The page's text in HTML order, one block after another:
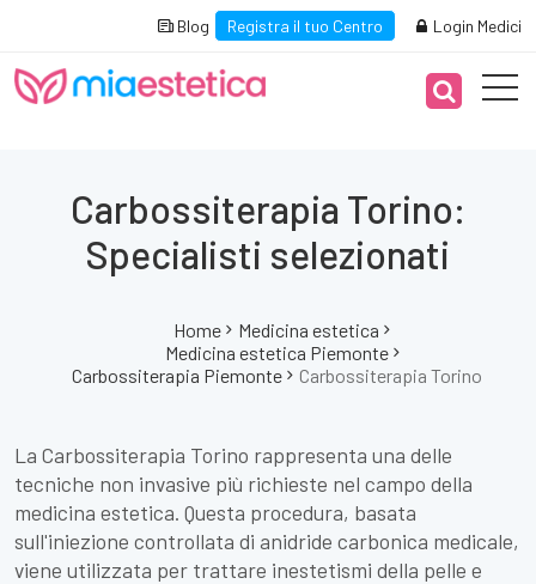
Blog Registra il tuo Centro Login Medici
Carbossiterapia Torino:
Specialisti selezionati
Home
Medicina estetica
Medicina estetica Piemonte
Carbossiterapia Piemonte
Carbossiterapia Torino
La Carbossiterapia Torino rappresenta una delle
tecniche non invasive più richieste nel campo della
medicina estetica. Questa procedura, basata
sull'iniezione controllata di anidride carbonica medicale,
viene utilizzata per trattare inestetismi della pelle e